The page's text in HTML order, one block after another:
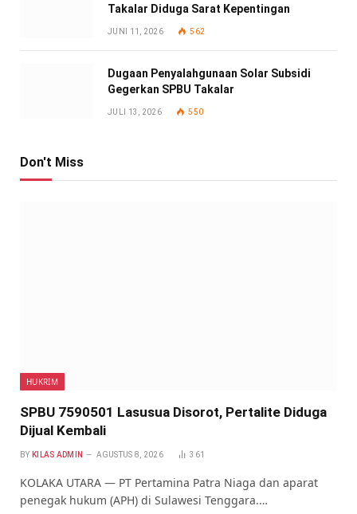
Takalar Diduga Sarat Kepentingan
JUNI 11, 2026 562
Dugaan Penyalahgunaan Solar Subsidi
Gegerkan SPBU Takalar
JULI 13, 2026 550
Don't Miss
HUKRIM
SPBU 7590501 Lasusua Disorot, Pertalite Diduga
Dijual Kembali
BY KILAS ADMIN AGUSTUS 8, 2026 361
KOLAKA UTARA — PT Pertamina Patra Niaga dan aparat
penegak hukum (APH) di Sulawesi Tenggara.…